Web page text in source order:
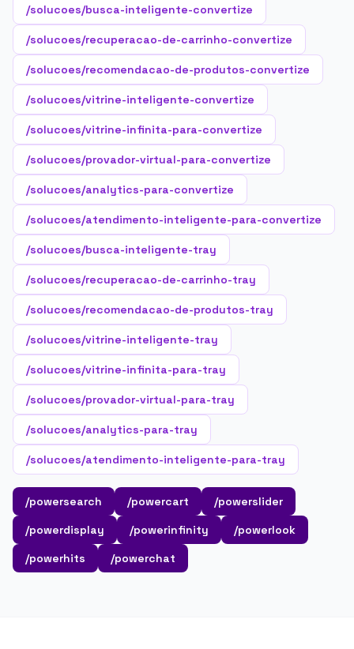
/solucoes/busca-inteligente-convertize
/solucoes/recuperacao-de-carrinho-convertize
/solucoes/recomendacao-de-produtos-convertize
/solucoes/vitrine-inteligente-convertize
/solucoes/vitrine-infinita-para-convertize
/solucoes/provador-virtual-para-convertize
/solucoes/analytics-para-convertize
/solucoes/atendimento-inteligente-para-convertize
/solucoes/busca-inteligente-tray
/solucoes/recuperacao-de-carrinho-tray
/solucoes/recomendacao-de-produtos-tray
/solucoes/vitrine-inteligente-tray
/solucoes/vitrine-infinita-para-tray
/solucoes/provador-virtual-para-tray
/solucoes/analytics-para-tray
/solucoes/atendimento-inteligente-para-tray
/powersearch /powercart
/powerslider
/powerdisplay
/powerinfinity
/powerlook
/powerhits
/powerchat